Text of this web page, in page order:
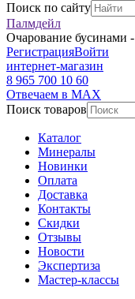
Поиск по сайту
Палмдейл
Очарование бусинами
РегистрацияВойти
интернет-магазин
8 965 700 10 60
Отвечаем в MAX
Поиск товаров
Каталог
Минералы
Новинки
Оплата
Доставка
Контакты
Скидки
Отзывы
Новости
Экспертиза
Мастер-классы